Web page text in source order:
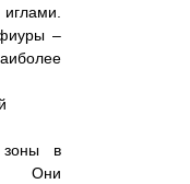
иглами.
–
зоны в
Они